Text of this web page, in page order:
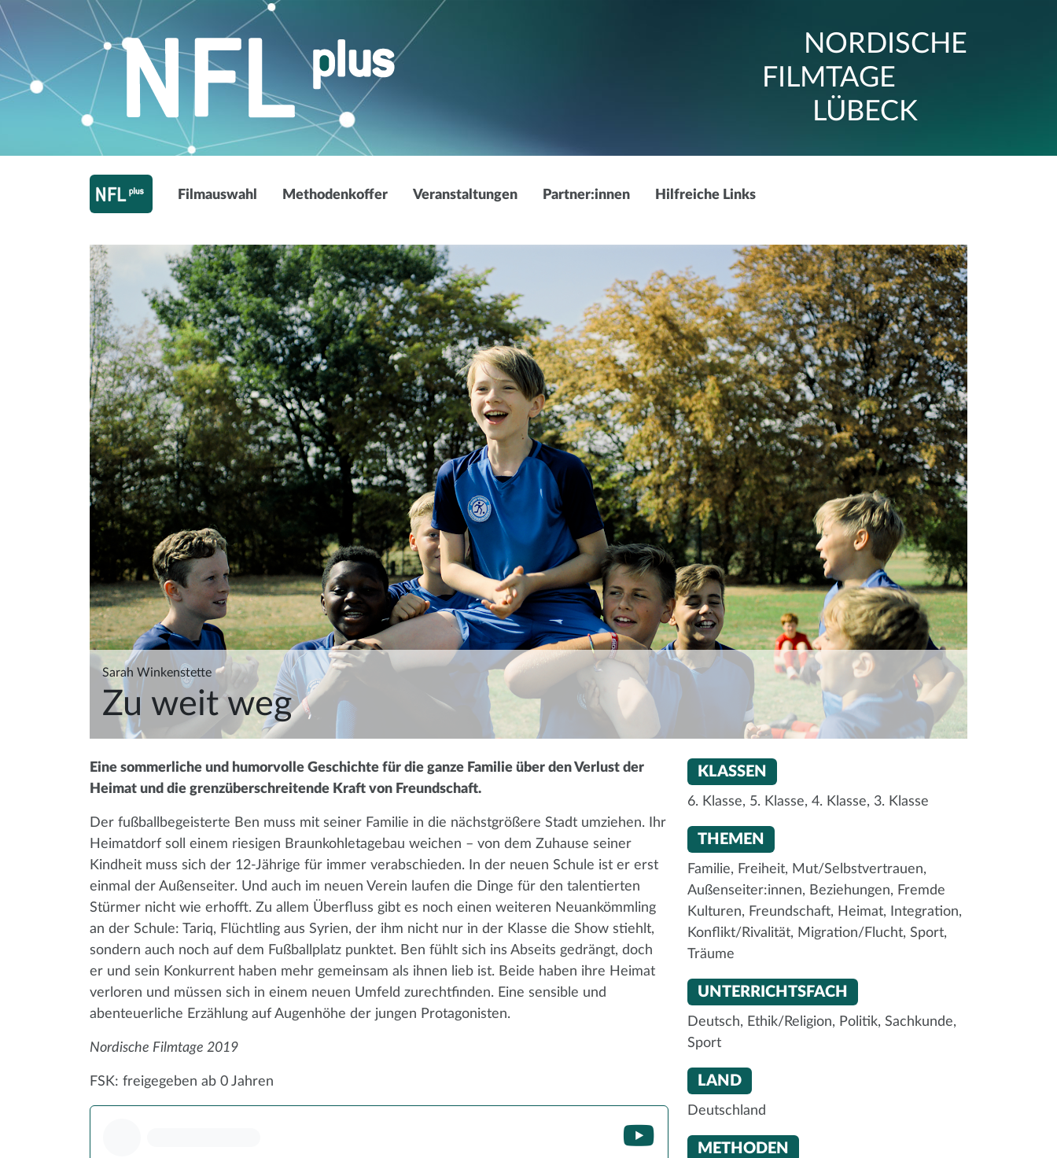
NORDISCHE
FILMTAGE
LÜBECK
Filmauswahl Methodenkoffer Veranstaltungen Partner:innen Hilfreiche Links
Sarah Winkenstette
Zu weit weg
Eine sommerliche und humorvolle Geschichte für die ganze Familie über den Verlust der
Heimat und die grenzüberschreitende Kraft von Freundschaft.
Der fußballbegeisterte Ben muss mit seiner Familie in die nächstgrößere Stadt umziehen. Ihr
Heimatdorf soll einem riesigen Braunkohletagebau weichen – von dem Zuhause seiner
Kindheit muss sich der 12-Jährige für immer verabschieden. In der neuen Schule ist er erst
einmal der Außenseiter. Und auch im neuen Verein laufen die Dinge für den talentierten
Stürmer nicht wie erhofft. Zu allem Überfluss gibt es noch einen weiteren Neuankömmling
an der Schule: Tariq, Flüchtling aus Syrien, der ihm nicht nur in der Klasse die Show stiehlt,
sondern auch noch auf dem Fußballplatz punktet. Ben fühlt sich ins Abseits gedrängt, doch
er und sein Konkurrent haben mehr gemeinsam als ihnen lieb ist. Beide haben ihre Heimat
verloren und müssen sich in einem neuen Umfeld zurechtfinden. Eine sensible und
abenteuerliche Erzählung auf Augenhöhe der jungen Protagonisten.
Nordische Filmtage 2019
FSK: freigegeben ab 0 Jahren
KLASSEN
6. Klasse, 5. Klasse, 4. Klasse, 3. Klasse
THEMEN
Familie, Freiheit, Mut/Selbstvertrauen,
Außenseiter:innen, Beziehungen, Fremde
Kulturen, Freundschaft, Heimat,
Integration,
Konflikt/Rivalität, Migration/Flucht, Sport,
Träume
UNTERRICHTSFACH
Deutsch, Ethik/Religion, Politik, Sachkunde,
Sport
LAND
Deutschland
METHODEN